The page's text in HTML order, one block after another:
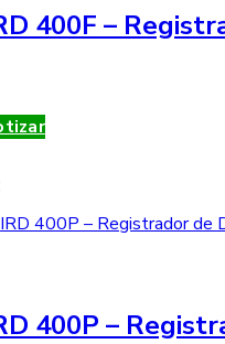
400F –
400P –